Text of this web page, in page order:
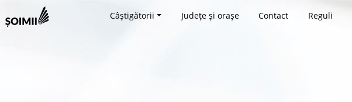
Câștigătorii Județe și orașe Contact Reguli